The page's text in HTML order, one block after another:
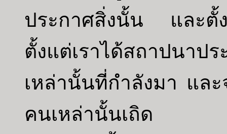
ประกาศสิ่งนั้น และตั้ง
ตั้งแต่เราได้สถาปนา
เหล่านั้นที่กำลังมา แล
คนเหล่านั้นเถิด